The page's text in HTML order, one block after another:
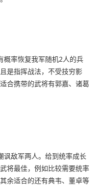
概率恢复我军随机2人的兵
是指挥战法，不受技穷影
合携带的武将有郭嘉、诸葛
讽敌军两人。给到统率成长
将最佳，例如比较需要统率
余适合的还有典韦、董卓等